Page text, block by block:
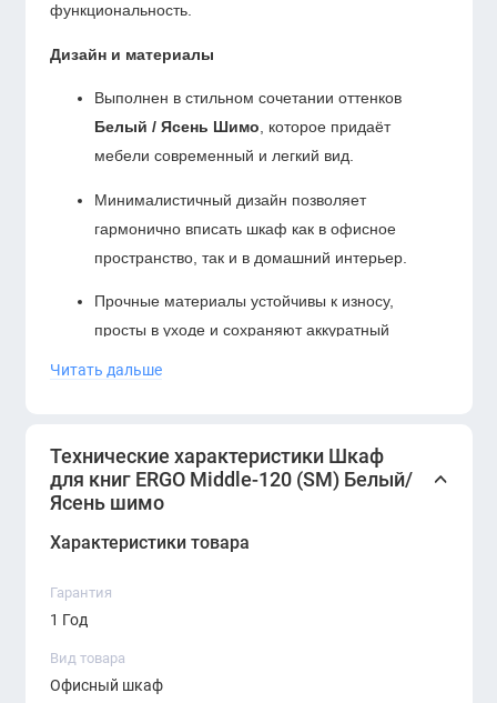
функциональность.
Дизайн и материалы
Выполнен в стильном сочетании оттенков
Белый / Ясень Шимо, которое придаёт
мебели современный и легкий вид.
Минималистичный дизайн позволяет
гармонично вписать шкаф как в офисное
пространство, так и в домашний интерьер.
Прочные материалы устойчивы к износу,
просты в уходе и сохраняют аккуратный
Удобные полки обеспечивают достаточное
пространство для хранения книг, папок и
декоративных предметов.
Оптимальная высота (120 см) делает шкаф
Конструкция подходит для организации
Читать дальше
Технические характеристики Шкаф
для книг ERGO Middle-120 (SM) Белый/
Ясень шимо
Характеристики товара
Гарантия
1 Год
Вид товара
Офисный шкаф